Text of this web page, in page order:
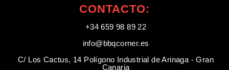
CONTACTO:
+34 659 98 89 22
info@bbqcorner.es​
C/ Los Cactus, 14 Polígono Industrial de Arinaga - Gran
Canaria